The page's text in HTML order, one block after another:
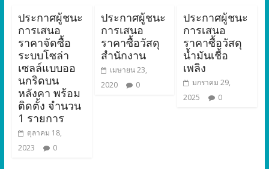
ประกาศผู้ชนะ
การเสนอ
ราคาจัดซื้อ
ระบบโซล่า
เซลล์แบบออ
นกริดบน
หลังคา พร้อม
ติดตั้ง จำนวน
1 รายการ
ตุลาคม 18,
2023
0
ประกาศผู้ชนะ
การเสนอ
ราคาซื้อวัสดุ
สำนักงาน
เมษายน 23,
2020
0
ประกาศผู้ชนะ
การเสนอ
ราคาซื้อวัสดุ
น้ำมันเชื้อ
เพลิง
มกราคม 29,
2025
0